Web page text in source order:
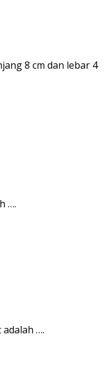
8 cm dan lebar 4
….
….